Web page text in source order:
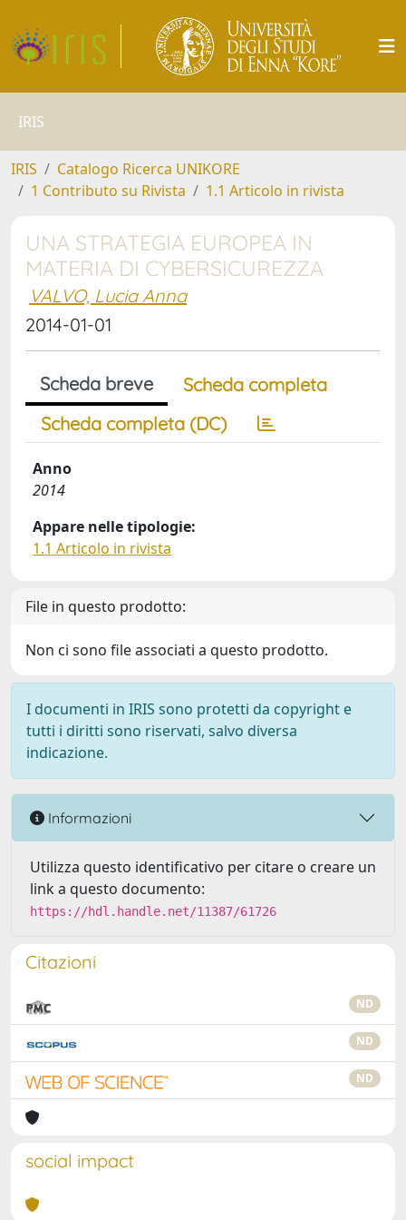
IRIS
IRIS
Catalogo Ricerca UNIKORE
1 Contributo su Rivista
1.1 Articolo in rivista
UNA STRATEGIA EUROPEA IN
MATERIA DI CYBERSICUREZZA
VALVO, Lucia Anna
2014-01-01
Scheda breve
Scheda completa
Scheda completa (DC)
Anno
2014
Appare nelle tipologie:
1.1 Articolo in rivista
File in questo prodotto:
Non ci sono file associati a questo prodotto.
I documenti in IRIS sono protetti da copyright e
tutti i diritti sono riservati, salvo diversa
indicazione.
Informazioni
Utilizza questo identificativo per citare o creare un
link a questo documento:
https://hdl.handle.net/11387/61726
Citazioni
ND
ND
ND
social impact